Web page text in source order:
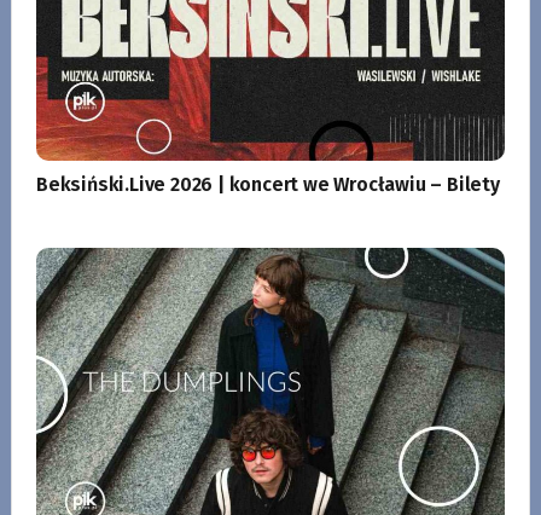
Beksiński.Live 2026 | koncert we Wrocławiu – Bilety